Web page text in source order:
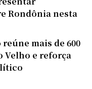
Rondônia nesta
mais de 600
Velho e reforça